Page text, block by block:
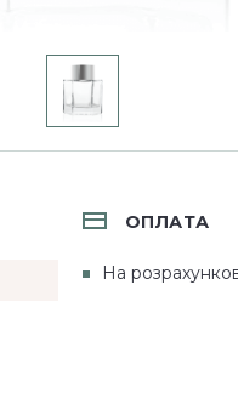
ОПЛАТА
На